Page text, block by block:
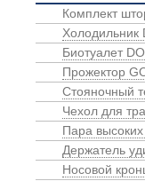
Комплект
Холодильник
Биотуалет
Прожектор
Стояночный
Чехол для
Пара
Держатель
Носовой